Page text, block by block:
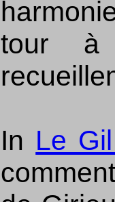
tour à
In Le